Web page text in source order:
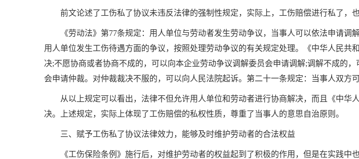
前文论述了工伤私了协议未违反法律的强制性规定，实际上，工伤赔偿进行私了，也
《劳动法》第77条规定：用人单位与劳动者发生劳动争议，当事人可以依法申请调
用人单位发生工伤待遇方面的争议，按照处理劳动争议的有关规定处理。《中华人民
决;不愿协商或者协商不成的，可以向本企业劳动争议调解委员会申请调解;调解不成的，
会申请仲裁。对仲裁裁决不服的，可以向人民法院起诉。第二十一条规定：当事人双方可
从以上规定可以看出，法律不但允许用人单位和劳动者进行协商解决，而且《中
决。上述规定，实际上体现了工伤赔偿的私权性质，尊重了当事人的意思自治原则。
三、赋予工伤私了协议法律效力，能够及时维护劳动者的合法权益
《工伤保险条例》施行后，对维护劳动者的权益起到了积极的作用，但是在实践